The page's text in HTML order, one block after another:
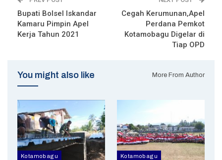
Bupati Bolsel Iskandar
Kamaru Pimpin Apel
Kerja Tahun 2021
Cegah Kerumunan,Apel
Perdana Pemkot
Kotamobagu Digelar di
Tiap OPD
You might also like More From Author
Kotamobagu Kotamobagu